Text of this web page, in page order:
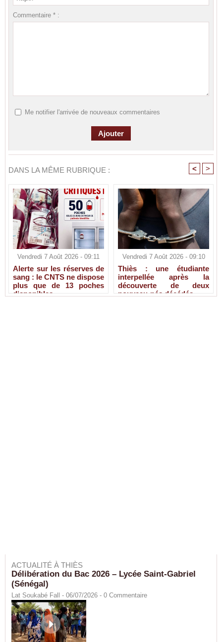
Commentaire * :
Me notifier l'arrivée de nouveaux commentaires
DANS LA MÊME RUBRIQUE : < >
Vendredi 7 Août 2026 - 09:11
Alerte sur les réserves de
sang : le CNTS ne dispose
plus que de 13 poches
disponibles
Vendredi 7 Août 2026 - 09:10
Thiès : une étudiante
interpellée après la
découverte de deux
nouveau-nés décédés
ACTUALITÉ À THIÈS
Délibération du Bac 2026 – Lycée Saint-Gabriel
(Sénégal)
Lat Soukabé Fall - 06/07/2026 - 0 Commentaire